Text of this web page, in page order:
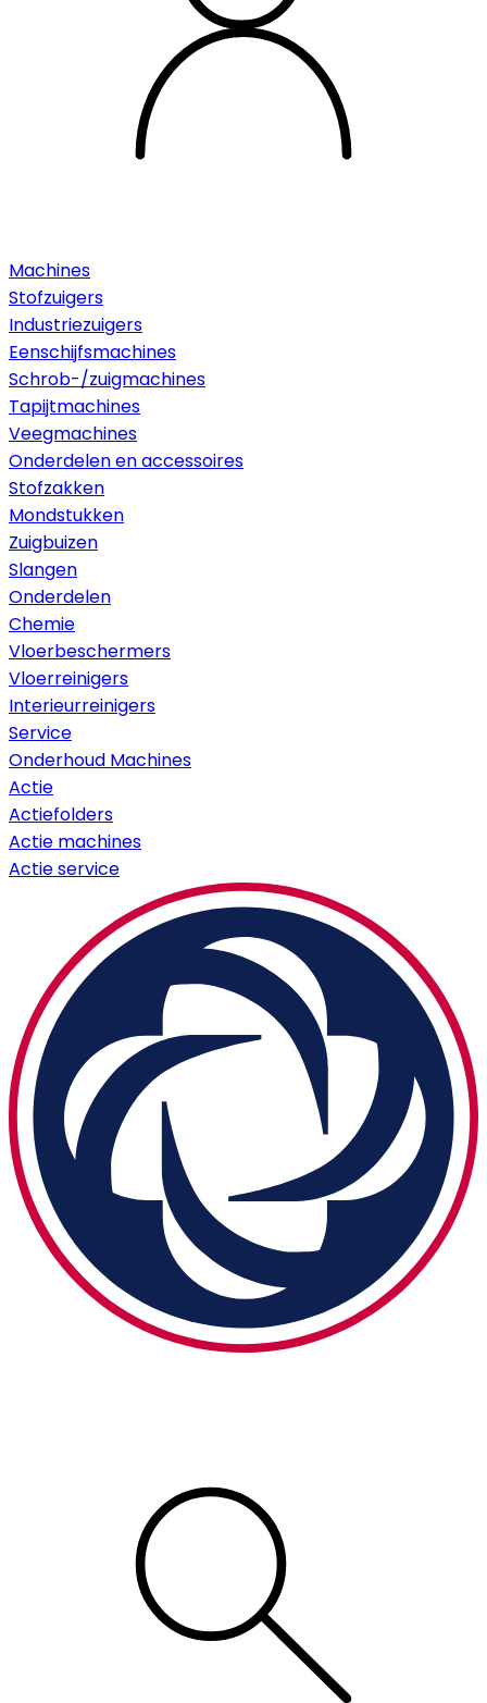
Machines
Stofzuigers
Industriezuigers
Eenschijfsmachines
Schrob-/zuigmachines
Tapijtmachines
Veegmachines
Onderdelen en accessoires
Stofzakken
Mondstukken
Zuigbuizen
Slangen
Onderdelen
Chemie
Vloerbeschermers
Vloerreinigers
Interieurreinigers
Service
Onderhoud Machines
Actie
Actiefolders
Actie machines
Actie service